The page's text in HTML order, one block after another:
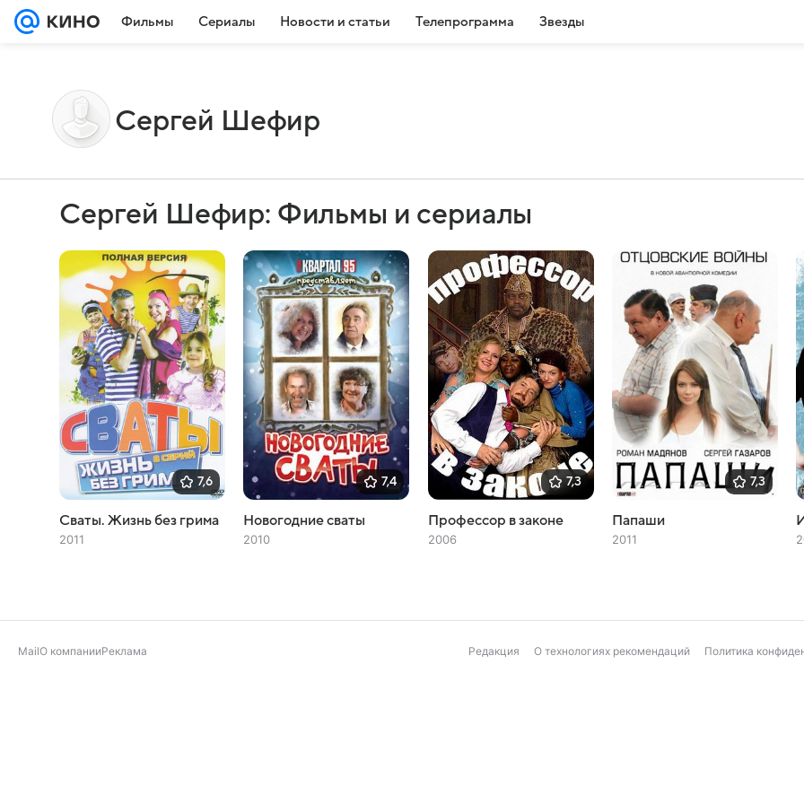
Фильмы Сериалы Новости и статьи Телепрограмма Звезды
Сергей Шефир
Сергей Шефир: Фильмы и сериалы
7,6
Сваты. Жизнь без грима
2011
7,4
Новогодние сваты
2010
7,3
Профессор в законе
2006
7,3
Папаши
2011
MailО компанииРеклама Редакция О технологиях рекомендаций Политика